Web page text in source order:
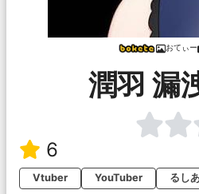
おてぃー
潤羽 漏
6
Vtuber
YouTuber るし